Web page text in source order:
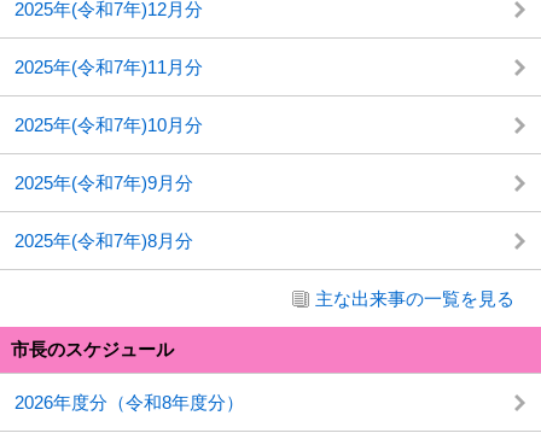
2025年(令和7年)12月分
2025年(令和7年)11月分
2025年(令和7年)10月分
2025年(令和7年)9月分
2025年(令和7年)8月分
主な出来事の一覧を見る
市長のスケジュール
2026年度分（令和8年度分）